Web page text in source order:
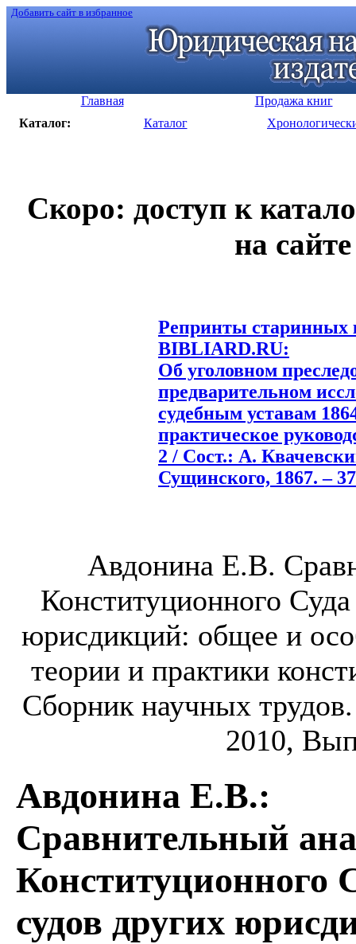
Добавить сайт в избранное
Главная
Продажа книг
Каталог:
Каталог
Скоро: доступ к
на
Репринты старинных
BIBLIARD.RU:
Об уголовном
предварительном
судебным уставам
практическое
2 / Сост.: А.
Сущинского, 1867. –
Авдонина Е.В.
Конституционного
юрисдикций: общее и
теории и практики
Сборник научных
2010,
Авдонина Е.В.:
Сравнительный
Конституционного
судов других